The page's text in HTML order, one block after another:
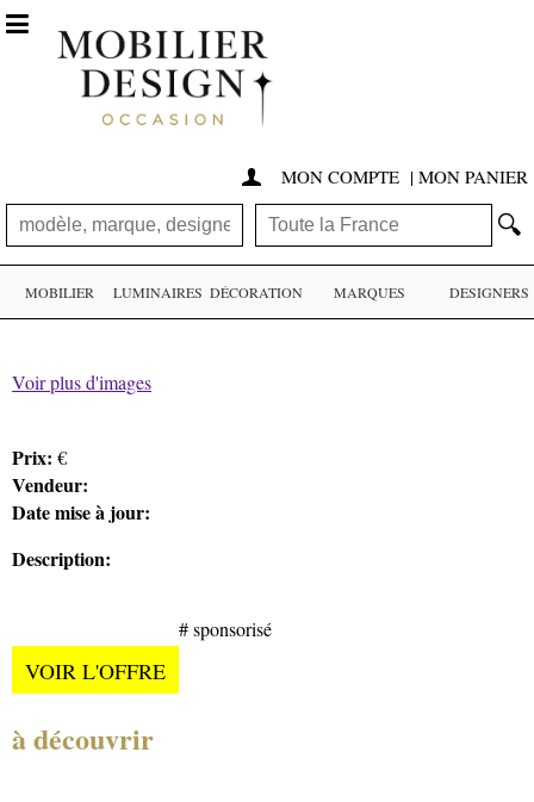
 MON COMPTE | MON PANIER
🔍

MOBILIER LUMINAIRES DÉCORATION MARQUES DESIGNERS
Voir plus d'images
Prix: €
Vendeur:
Date mise à jour:
Description:
VOIR L'OFFRE
# sponsorisé
à découvrir